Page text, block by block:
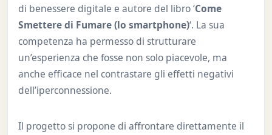
di benessere digitale e autore del libro ‘Come
Smettere di Fumare (lo smartphone)‘. La sua
competenza ha permesso di strutturare
un’esperienza che fosse non solo piacevole, ma
anche efficace nel contrastare gli effetti negativi
dell’iperconnessione.
Il progetto si propone di affrontare direttamente il